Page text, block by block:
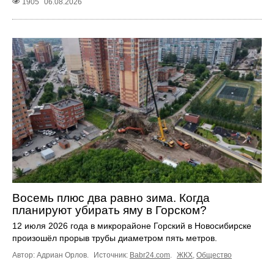
1905 06.08.2026
Восемь плюс два равно зима. Когда
планируют убирать яму в Горском?
12 июля 2026 года в микрорайоне Горский в Новосибирске
произошёл прорыв трубы диаметром пять метров.
Автор: Адриан Орлов. Источник: Babr24.com ЖКХ Общество